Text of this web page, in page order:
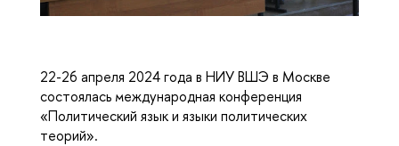
22-26 апреля 2024 года в НИУ ВШЭ в Москве
состоялась международная конференция
«Политический язык и языки политических
теорий».